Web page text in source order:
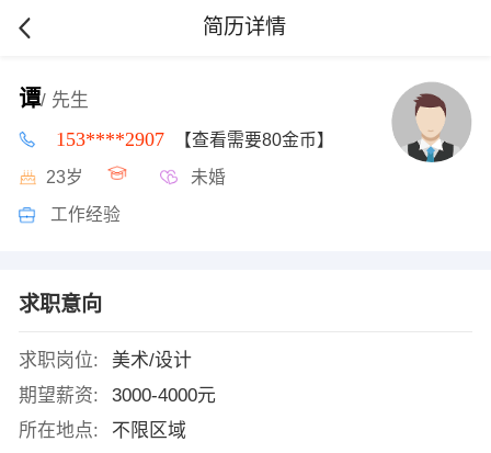
简历详情
谭/ 先生
153****2907 【查看需要80金币】
23岁 未婚
工作经验
求职意向
求职岗位:
美术/设计
期望薪资:
3000-4000元
所在地点:
不限区域